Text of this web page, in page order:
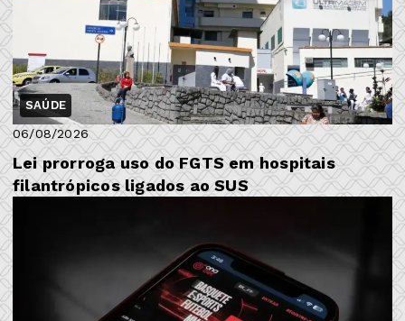
SAÚDE
06/08/2026
Lei prorroga uso do FGTS em hospitais
filantrópicos ligados ao SUS